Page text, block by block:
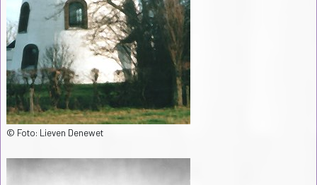
© Foto: Lieven Denewet